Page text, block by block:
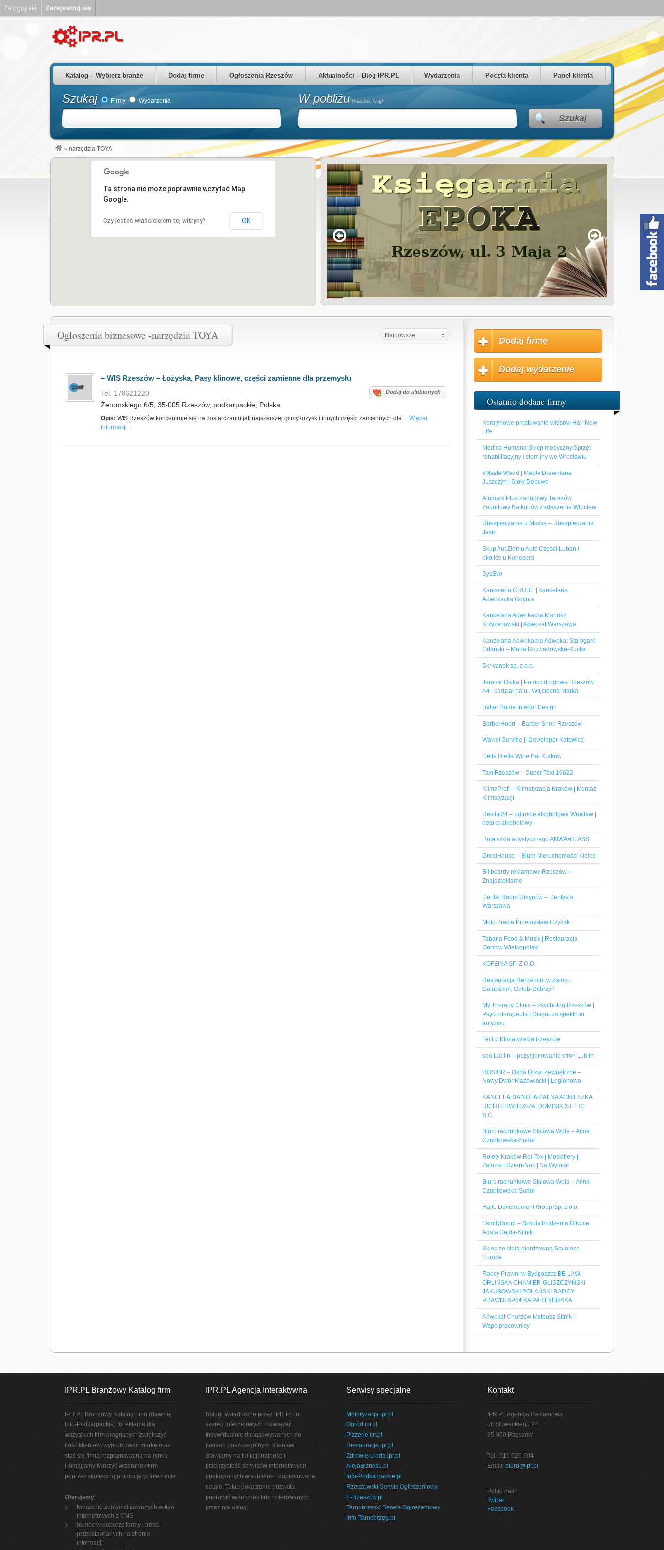
Katalog – Wybierz branżę Dodaj firmę Ogłoszenia Rzeszów Aktualności – Blog IPR.PL Wydarzenia Poczta klienta Panel klienta
Szukaj Firmy Wydarzenia W pobliżu (miasto, kraj)
Szukaj
» narzędzia TOYA
Ta strona nie może poprawnie wczytać Map
Google.
Czy jesteś właścicielem tej witryny? OK
Ogłoszenia biznesowe -narzędzia TOYA Najnowsze
– WIS Rzeszów – Łożyska, Pasy klinowe, części zamienne dla przemysłu
Dodaj do ulubionych
Tel. 178621220
Żeromskiego 6/5, 35-005 Rzeszów, podkarpackie, Polska
Opis: WIS Rzeszów koncentruje się na dostarczaniu jak najszerszej gamy łożysk i innych części zamiennych dla… Więcej
informacji...
Dodaj firmę
Dodaj wydarzenie
Ostatnio dodane firmy
Keratynowe prostowanie włosów Hair New
Life
Medica Humana Sklep medyczny Sprzęt
rehabilitacyjny i stomijny we Wrocławiu
xMasterWood | Meble Drewniane
Juszczyn | Stoły Dębowe
Alumark Plus Zabudowy Tarasów
Zabudowy Balkonów Zadaszenia Wrocław
Ubezpieczenia u Maćka – Ubezpieczenia
Jasło
Skup Aut Złomu Auto Części Lubań i
okolice u Konesera
SysEvo
Kancelaria GRUBE | Kancelaria
Adwokacka Gdynia
Kancelaria Adwokacka Mariusz
Krzyżanowski | Adwokat Warszawa
Kancelaria Adwokacka Adwokat Starogard
Gdański – Marta Rozwadowska-Kucka
Skrivanek sp. z o.o.
Jaromir Osika | Pomoc drogowa Rzeszów
A4 | oddział na ul. Wojciecha Marka
Better Home Interior Design
BarberHood – Barber Shop Rzeszów
Wawel Service || Deweloper Katowice
Delta Dietla Wine Bar Kraków
Taxi Rzeszów – Super Taxi 19622
KlimaProfi – Klimatyzacja Kraków | Montaż
Klimatyzacji
Revital24 – odtrucie alkoholowe Wrocław |
detoks alkoholowy
Huta szkła artystycznego ANWA•GLASS
GreatHouse – Biuro Nieruchomości Kielce
Billboardy reklamowe Rzeszów –
Znajdzreklame
Dental Room Ursynów – Dentysta
Warszawa
Moto Bracia Przemysław Czyżak
Tabana Food & Music | Restauracja
Gorzów Wielkopolski
KOFEINA SP. Z O.O.
Restauracja Herbarium w Zamku
Golubskim, Golub-Dobrzyń
My Therapy Clinic – Psycholog Rzeszów |
Psychoterapeuta | Diagnoza spektrum
autyzmu
Tectro Klimatyzacja Rzeszów
seo Lublin – pozycjonowanie stron Lublin
ROSIOR – Okna Drzwi Zewnętrzne –
Nowy Dwór Mazowiecki | Legionowo
KANCELARIA NOTARIALNA AGNIESZKA
RICHTERWITOSZA, DOMINIK STERC
S.C.
Biuro rachunkowe Stalowa Wola – Anna
Czupkowska-Sudoł
Rolety Kraków Rol-Tex | Moskitiery |
Żaluzje | Dzień-Noc | Na Wymiar
Biuro rachunkowe Stalowa Wola – Anna
Czupkowska-Sudoł
Hajto Development Group Sp. z o.o.
FamilyBoom – Szkoła Rodzenia Gliwice
Agata Gajda-Sitnik
Sklep ze stalą nierdzewną Stainless
Europe
Radcy Prawni w Bydgoszcz BE LAW.
ORLIŃSKA CHAMIER-GLISZCZYŃSKI
JAKUBOWSKI POLAŃSKI RADCY
PRAWNI SPÓŁKA PARTNERSKA
Adwokat Chorzów Mateusz Sitnik i
Współpracownicy
IPR.PL Branżowy Katalog firm
IPR.PL Branżowy Katalog Firm (dawniej
Info-Podkarpackie) to reklama dla
wszystkich firm pragnących zwiększyć
ilość klientów, wypromować markę oraz
stać się firmą rozpoznawalną na rynku.
Pomagamy tworzyć wizerunek firm
poprzez skuteczną promocję w Internecie.
Oferujemy:
tworzenie zoptymalizowanych witryn
internetowych z CMS
pomoc w doborze formy i treści
przedstawianych na stronie
informacji
IPR.PL Agencja Interaktywna
Usługi świadczone przez IPR.PL to
szereg internetowych rozwiązań
indywidualnie dopasowywanych do
potrzeb poszczególnych klientów.
Stawiamy na funkcjonalność i
przejrzystość serwisów internetowych
opakowanych w subtelne i dopracowane
detale. Takie połączenie pozwala
poprawić wizerunek firm i oferowanych
przez nie usług.
Serwisy specjalne
Motoryzacja.ipr.pl
Ogród.ipr.pl
Pizzerie.ipr.pl
Restauracje.ipr.pl
Zdrowie-uroda.ipr.pl
AlejaBiznesu.pl
Info-Podkarpackie.pl
Rzeszowski Serwis Ogłoszeniowy
E-Rzeszów.pl
Tarnobrzeski Serwis Ogłoszeniowy
Info-Tarnobrzeg.pl
Kontakt
IPR.PL Agencja Reklamowa
ul. Słowackiego 24
35-060 Rzeszów
Tel.: 516 526 504
Email: biuro@ipr.pl
Polub nas!
Twitter
Facebook
Zaloguj się Zarejestruj się